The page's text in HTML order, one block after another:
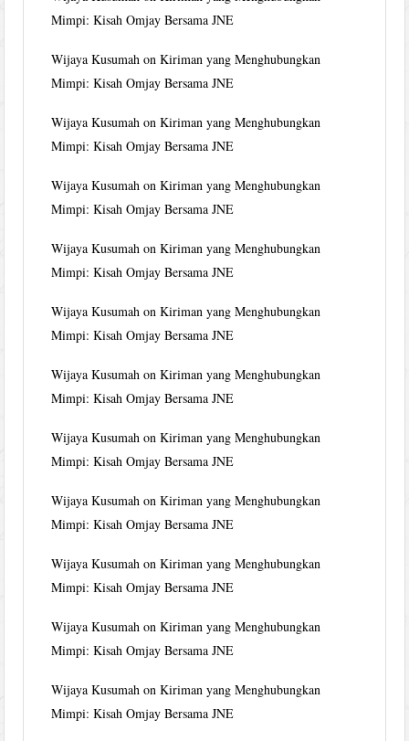
Mimpi: Kisah Omjay Bersama JNE
Wijaya Kusumah onKiriman yang Menghubungkan
Mimpi: Kisah Omjay Bersama JNE
Wijaya Kusumah onKiriman yang Menghubungkan
Mimpi: Kisah Omjay Bersama JNE
Wijaya Kusumah onKiriman yang Menghubungkan
Mimpi: Kisah Omjay Bersama JNE
Wijaya Kusumah onKiriman yang Menghubungkan
Mimpi: Kisah Omjay Bersama JNE
Wijaya Kusumah onKiriman yang Menghubungkan
Mimpi: Kisah Omjay Bersama JNE
Wijaya Kusumah onKiriman yang Menghubungkan
Mimpi: Kisah Omjay Bersama JNE
Wijaya Kusumah onKiriman yang Menghubungkan
Mimpi: Kisah Omjay Bersama JNE
Wijaya Kusumah onKiriman yang Menghubungkan
Mimpi: Kisah Omjay Bersama JNE
Wijaya Kusumah onKiriman yang Menghubungkan
Mimpi: Kisah Omjay Bersama JNE
Wijaya Kusumah onKiriman yang Menghubungkan
Mimpi: Kisah Omjay Bersama JNE
Wijaya Kusumah onKiriman yang Menghubungkan
Mimpi: Kisah Omjay Bersama JNE